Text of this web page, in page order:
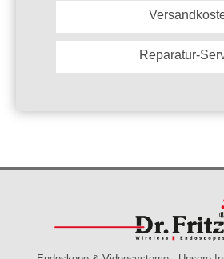
Reparatur-